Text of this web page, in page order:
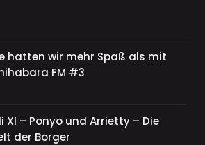
hatten wir mehr Spaß als mit
FM #3
XI – Ponyo und Arrietty – Die
der Borger